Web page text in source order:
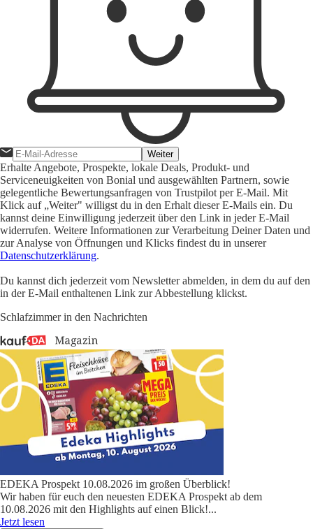
Weiter
Erhalte Angebote, Prospekte, lokale Deals, Produkt- und
Serviceneuigkeiten von Bonial und ausgewählten Partnern, sowie
gelegentliche Bewertungsanfragen von Trustpilot per E-Mail. Mit
Klick auf „Weiter" willigst du in den Erhalt dieser E-Mails ein. Du
kannst deine Einwilligung jederzeit über den Link in jeder E-Mail
widerrufen. Weitere Informationen zur Verarbeitung Deiner Daten und
zur Analyse von Öffnungen und Klicks findest du in unserer
Datenschutzerklärung.
Du kannst dich jederzeit vom Newsletter abmelden, in dem du auf den
in der E-Mail enthaltenen Link zur Abbestellung klickst.
Schlafzimmer in den Nachrichten
EDEKA Prospekt 10.08.2026 im großen Überblick!
Wir haben für euch den neuesten EDEKA Prospekt ab dem
10.08.2026 mit den Highlights auf einen Blick!...
Jetzt lesen